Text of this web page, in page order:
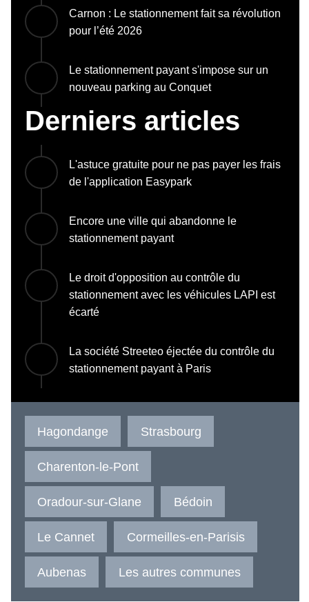
Carnon : Le stationnement fait sa révolution
pour l’été 2026
Le stationnement payant s'impose sur un
nouveau parking au Conquet
Derniers articles
L'astuce gratuite pour ne pas payer les frais
de l'application Easypark
Encore une ville qui abandonne le
stationnement payant
Le droit d'opposition au contrôle du
stationnement avec les véhicules LAPI est
écarté
La société Streeteo éjectée du contrôle du
stationnement payant à Paris
Hagondange Strasbourg
Charenton-le-Pont
Oradour-sur-Glane Bédoin
Le Cannet Cormeilles-en-Parisis
Aubenas Les autres communes